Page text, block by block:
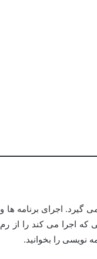
گیرد. اجرای برنامه ها و
اجرا می کند را از رم
نویسی را بخوانید.